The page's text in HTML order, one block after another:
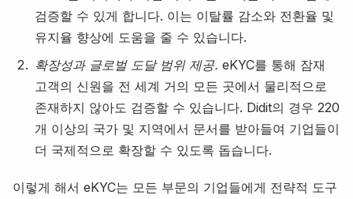
검증할 수 있게 합니다. 이는 이탈률 감소와 전환율 및
유지율 향상에 도움을 줄 수 있습니다.
확장성과 글로벌 도달 범위 제공. eKYC를 통해 잠재
고객의 신원을 전 세계 거의 모든 곳에서 물리적으로
존재하지 않아도 검증할 수 있습니다. Didit의 경우 220
개 이상의 국가 및 지역에서 문서를 받아들여 기업들이
더 국제적으로 확장할 수 있도록 돕습니다.
이렇게 해서 eKYC는 모든 부문의 기업들에게 전략적 도구